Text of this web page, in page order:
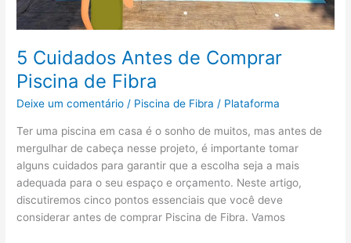
5 Cuidados Antes de Comprar
Piscina de Fibra
Deixe um comentário / Piscina de Fibra / Plataforma
Ter uma piscina em casa é o sonho de muitos, mas antes de
mergulhar de cabeça nesse projeto, é importante tomar
alguns cuidados para garantir que a escolha seja a mais
adequada para o seu espaço e orçamento. Neste artigo,
discutiremos cinco pontos essenciais que você deve
considerar antes de comprar Piscina de Fibra. Vamos